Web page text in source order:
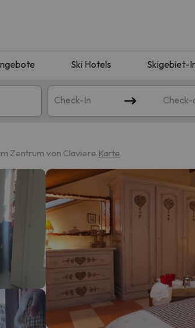
Ski Hotels Skigebiet-
Check-In
die Ihrer Suche entsprechen. Versuchen
verirrt. Sobald er seinen Kompass gefunden
Zentrum von Claviere Karte